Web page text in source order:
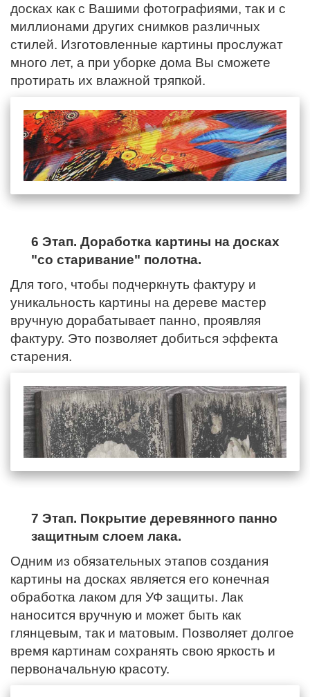
досках как с Вашими фотографиями, так и с
миллионами других снимков различных
стилей. Изготовленные картины прослужат
много лет, а при уборке дома Вы сможете
протирать их влажной тряпкой.
6 Этап. Доработка картины на досках
"со старивание" полотна.
Для того, чтобы подчеркнуть фактуру и
уникальность картины на дереве мастер
вручную дорабатывает панно, проявляя
фактуру. Это позволяет добиться эффекта
старения.
7 Этап. Покрытие деревянного панно
защитным слоем лака.
Одним из обязательных этапов создания
картины на досках является его конечная
обработка лаком для УФ защиты. Лак
наносится вручную и может быть как
глянцевым, так и матовым. Позволяет долгое
время картинам сохранять свою яркость и
первоначальную красоту.